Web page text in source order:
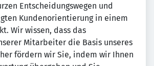
Entscheidungswegen und
Kunden­orien­tierung in einem
Wir wissen, dass das
Mitarbeiter die Basis unseres
fördern wir Sie, indem wir Ihnen